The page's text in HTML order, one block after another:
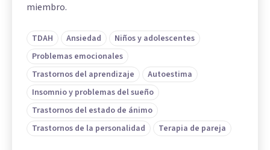
miembro.
TDAH Ansiedad
Niños y adolescentes
Problemas emocionales
Trastornos del aprendizaje
Autoestima
Insomnio y problemas del sueño
Trastornos del estado de ánimo
Trastornos de la personalidad
Terapia de pareja